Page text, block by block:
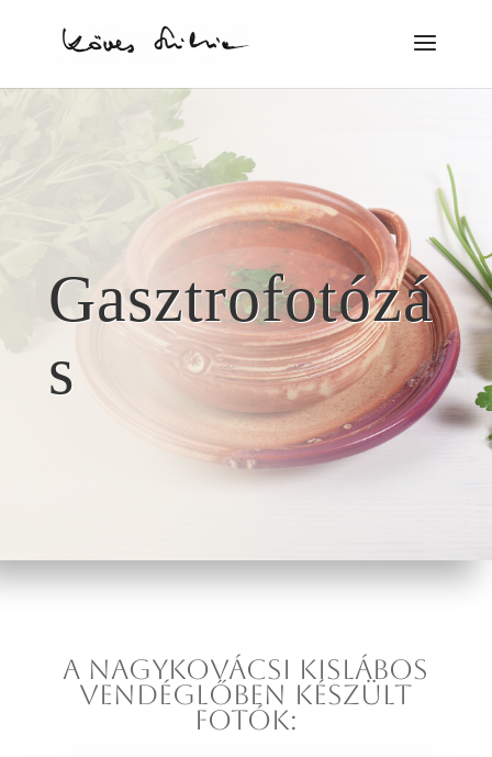
Gasztrofotózá
s
A NAGYKOVÁCSI KISLÁBOS
VENDÉGLŐBEN KÉSZÜLT
FOTÓK: